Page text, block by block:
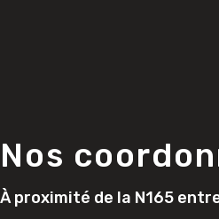
Nos
À proximité de la N165